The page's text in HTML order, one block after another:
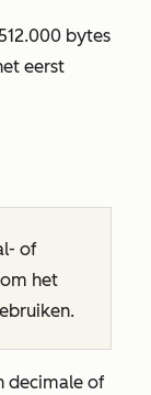
bytes
eerst
of
het
decimale of